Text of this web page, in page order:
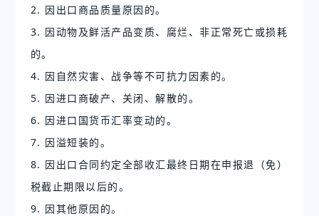
2. 因出口商品质量原因的。
3. 因动物及鲜活产品变质、腐烂、非正常死亡或损耗
的。
4. 因自然灾害、战争等不可抗力因素的。
5. 因进口商破产、关闭、解散的。
6. 因进口国货币汇率变动的。
7. 因溢短装的。
8. 因出口合同约定全部收汇最终日期在申报退（免）
税截止期限以后的。
9. 因其他原因的。